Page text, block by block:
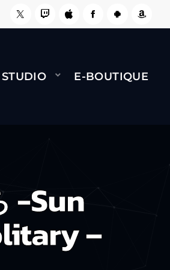
BERNARD MINET - FLY
STUDIO E-BOUTIQUE
-Sun
–